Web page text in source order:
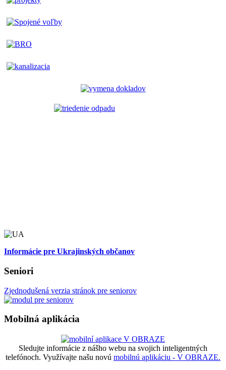
Informácie pre Ukrajinských občanov
Seniori
Zjednodušená verzia stránok pre seniorov
Mobilná aplikácia
Sledujte informácie z nášho webu na svojich inteligentných
telefónoch. Využívajte našu novú mobilnú aplikáciu - V OBRAZE.